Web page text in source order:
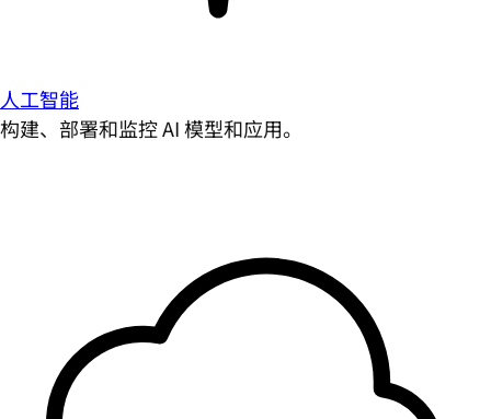
人工智能
构建、部署和监控 AI 模型和应用。